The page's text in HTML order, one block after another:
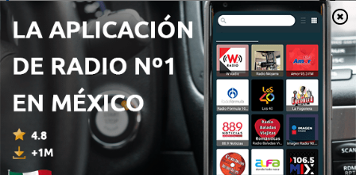
01 ago. 2026
221 - Tercera Caida 222. Locura argentina
27 jul. 2026
220 - Tercera Caída 221. La antojería
21 jul. 2026
219 - Tercera Caída 220. El Dictador
10 jul. 2026